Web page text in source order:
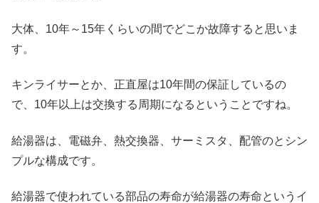
大体、10年～15年くらいの間でどこか故障すると思いま
す。
キンライサーとか、正直屋は10年間の保証しているの
で、10年以上は交換する周期になるということですね。
給湯器は、電磁弁、熱交換器、サーミスタ、配管のとシン
プルな構成です。
給湯器で使われている部品の寿命が給湯器の寿命というイ